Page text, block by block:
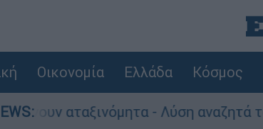
Οικονομία Ελλάδα Κόσμος
- Λύση αναζητά το